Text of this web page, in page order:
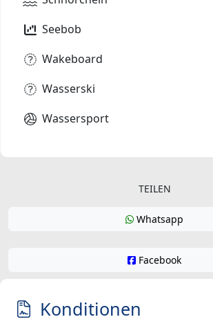
Seebob
Wakeboard
Wasserski
Wassersport
TEILEN
Whatsapp
Facebook
Konditionen